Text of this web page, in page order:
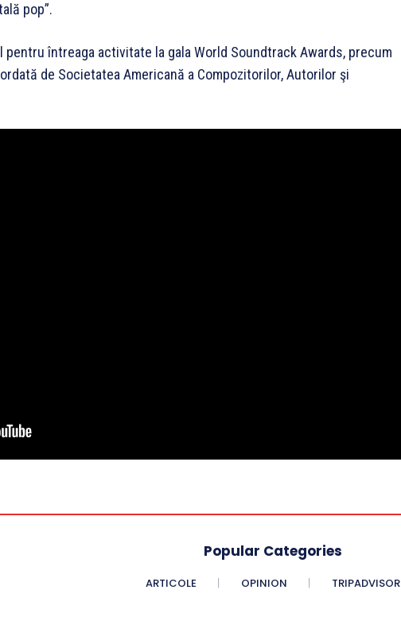
pop”.
întreaga activitate la gala World Soundtrack Awards, precum
de Societatea Americană a Compozitorilor, Autorilor şi
Popular Categories
ARTICOLE OPINION TRIPADVISOR